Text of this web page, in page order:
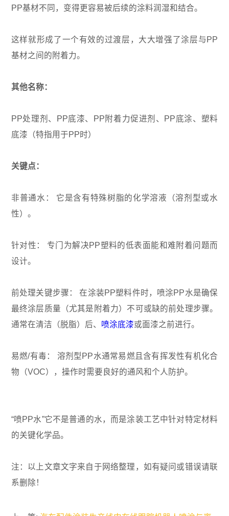
PP基材不同，变得更容易被后续的涂料润湿和结合。
这样就形成了一个有效的过渡层，大大增强了涂层与PP
基材之间的附着力。
其他名称：
PP处理剂、PP底漆、PP附着力促进剂、PP底涂、塑料
底漆（特指用于PP时）
关键点：
非普通水： 它是含有特殊树脂的化学溶液（溶剂型或水
性）。
针对性： 专门为解决PP塑料的低表面能和难附着问题而
设计。
前处理关键步骤： 在涂装PP塑料件时，喷涂PP水是确保
最终涂层质量（尤其是附着力）不可或缺的前处理步骤。
通常在清洁（脱脂）后、 喷涂底漆或面漆之前进行。
易燃/有毒： 溶剂型PP水通常易燃且含有挥发性有机化合
物（VOC），操作时需要良好的通风和个人防护。
“喷PP水”它不是普通的水，而是涂装工艺中针对特定材料
的关键化学品。
注：以上文章文字来自于网络整理，如有疑问或错误请联
系删除！